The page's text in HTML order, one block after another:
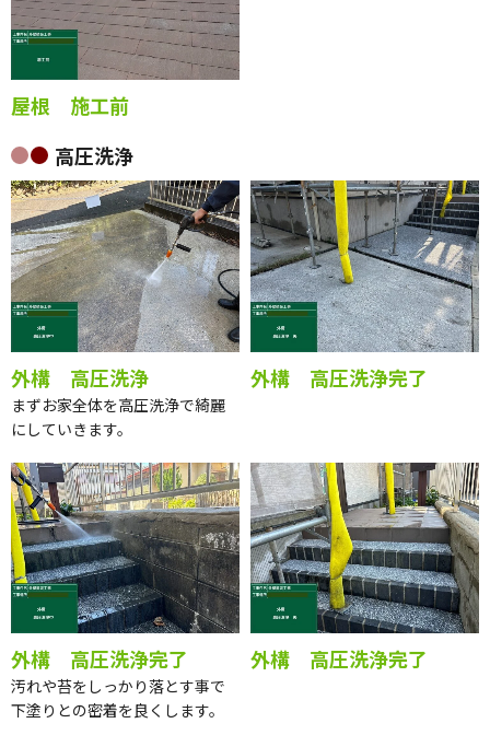
屋根 施工前
高圧洗浄
外構 高圧洗浄
まずお家全体を高圧洗浄で綺麗
にしていきます。
外構 高圧洗浄完了
外構 高圧洗浄完了
汚れや苔をしっかり落とす事で
下塗りとの密着を良くします。
外構 高圧洗浄完了